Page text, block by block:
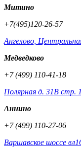
Митино
+7(495)120-26-57
Ангелово,
Медведково
+7 (499) 110-41-18
Полярная д. 31В стр. 1
Аннино
+7 (499) 110-27-06
Варшавское шоссе